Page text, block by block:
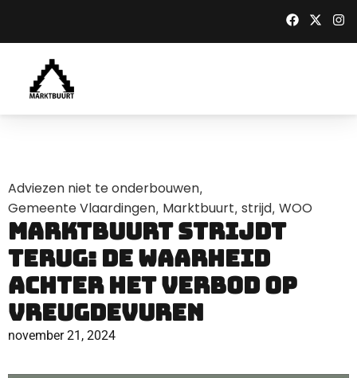
Adviezen niet te onderbouwen,
Gemeente Vlaardingen, Marktbuurt, strijd, WOO
Marktbuurt strijdt
terug: De waarheid
achter het verbod op
Vreugdevuren
november 21, 2024